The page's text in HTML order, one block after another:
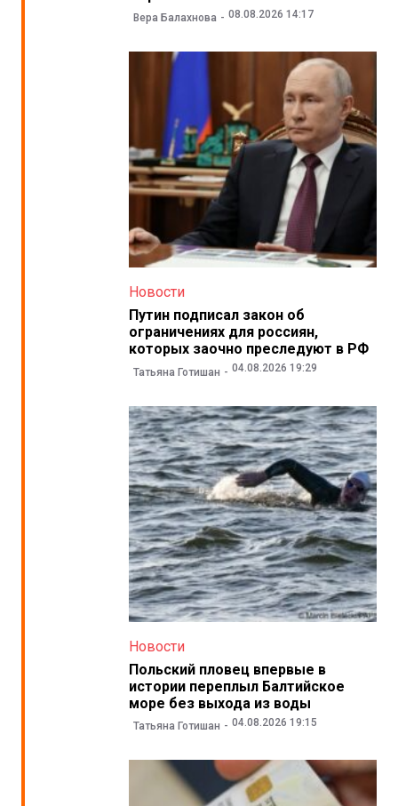
Вера Балахнова 08.08.2026 14:17
Новости
Путин подписал закон об
ограничениях для россиян,
которых заочно преследуют в РФ
Татьяна Готишан 04.08.2026 19:29
Новости
Польский пловец впервые в
истории переплыл Балтийское
море без выхода из воды
Татьяна Готишан 04.08.2026 19:15